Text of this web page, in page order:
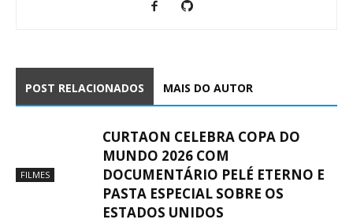
POST RELACIONADOS MAIS DO AUTOR
FILMES
CURTAON CELEBRA COPA DO
MUNDO 2026 COM
DOCUMENTÁRIO PELÉ ETERNO E
PASTA ESPECIAL SOBRE OS
ESTADOS UNIDOS